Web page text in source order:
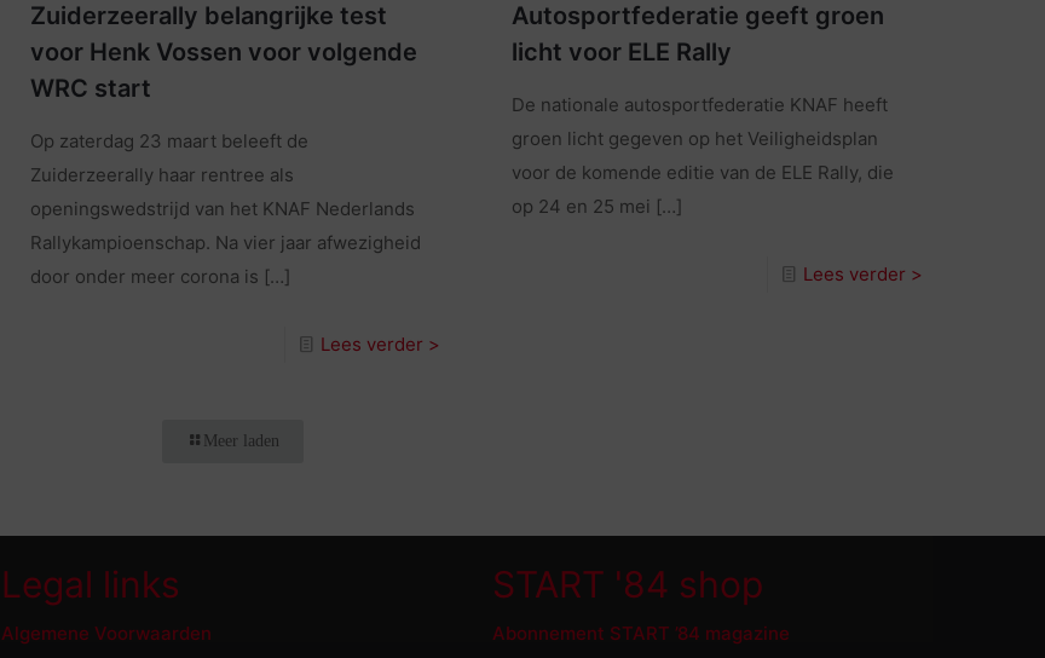
Zuiderzeerally belangrijke test
voor Henk Vossen voor volgende
WRC start
Op zaterdag 23 maart beleeft de
Zuiderzeerally haar rentree als
openingswedstrijd van het KNAF Nederlands
Rallykampioenschap. Na vier jaar afwezigheid
door onder meer corona is […]
Lees verder >
Autosportfederatie geeft groen
licht voor ELE Rally
De nationale autosportfederatie KNAF heeft
groen licht gegeven op het Veiligheidsplan
voor de komende editie van de ELE Rally, die
op 24 en 25 mei […]
Lees verder >
Meer laden
Legal links
Algemene Voorwaarden
START '84 shop
Abonnement START ’84 magazine